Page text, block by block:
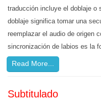
traducción incluye el doblaje o
doblaje significa tomar una
reemplazar el audio de origen
sincronización de labios es la
Read More...
Subtitulado